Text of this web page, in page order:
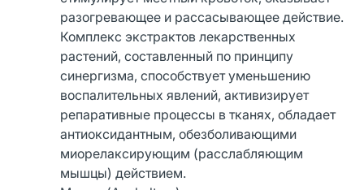
разогревающее и рассасывающее действие.
Комплекс экстрактов лекарственных
растений, составленный по принципу
синергизма, способствует уменьшению
воспалительных явлений, активизирует
репаративные процессы в тканях, обладает
антиоксидантным, обезболивающими
миорелаксирующим (расслабляющим
мышцы) действием.